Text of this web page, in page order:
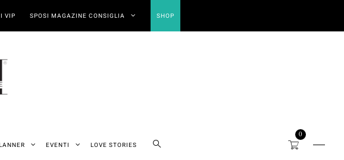
VIP SPOSI MAGAZINE CONSIGLIA SHOP
EVENTI LOVE STORIES
0